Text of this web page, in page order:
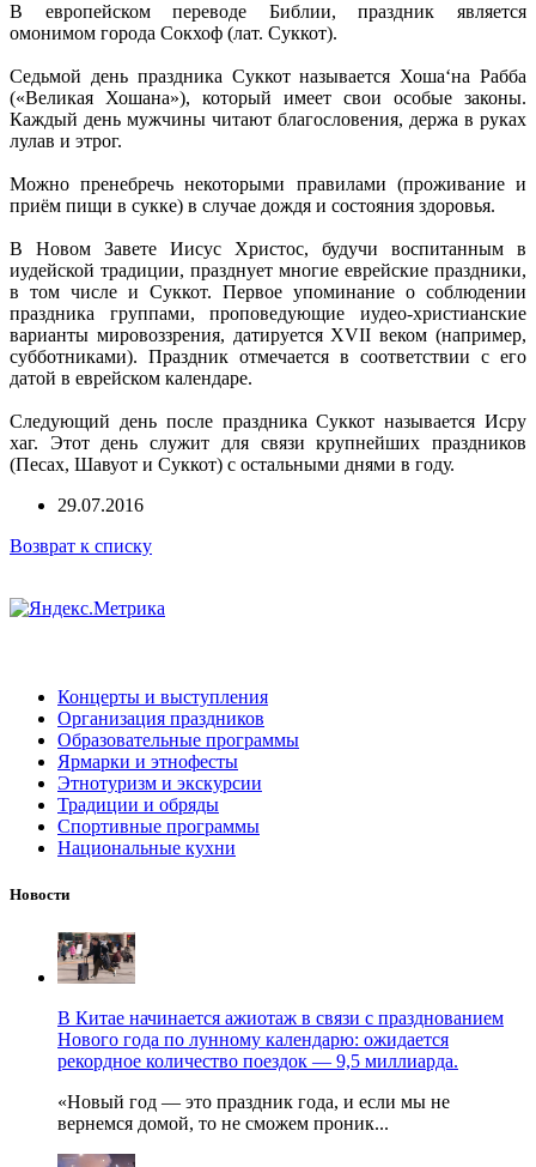
В европейском переводе Библии, праздник является
омонимом города Сокхоф (лат. Суккот).
Седьмой день праздника Суккот называется Хоша‘на Рабба
(«Великая Хошана»), который имеет свои особые законы.
Каждый день мужчины читают благословения, держа в руках
лулав и этрог.
Можно пренебречь некоторыми правилами (проживание и
приём пищи в сукке) в случае дождя и состояния здоровья.
В Новом Завете Иисус Христос, будучи воспитанным в
иудейской традиции, празднует многие еврейские праздники,
в том числе и Суккот. Первое упоминание о соблюдении
праздника группами, проповедующие иудео-христианские
варианты мировоззрения, датируется XVII веком (например,
субботниками). Праздник отмечается в соответствии с его
датой в еврейском календаре.
Следующий день после праздника Суккот называется Исру
хаг. Этот день служит для связи крупнейших праздников
(Песах, Шавуот и Суккот) с остальными днями в году.
29.07.2016
Возврат к списку
Концерты и выступления
Организация праздников
Образовательные программы
Ярмарки и этнофесты
Этнотуризм и экскурсии
Традиции и обряды
Спортивные программы
Национальные кухни
Новости
В Китае начинается ажиотаж в связи с празднованием
Нового года по лунному календарю: ожидается
рекордное количество поездок — 9,5 миллиарда.
«Новый год — это праздник года, и если мы не
вернемся домой, то не сможем проник...